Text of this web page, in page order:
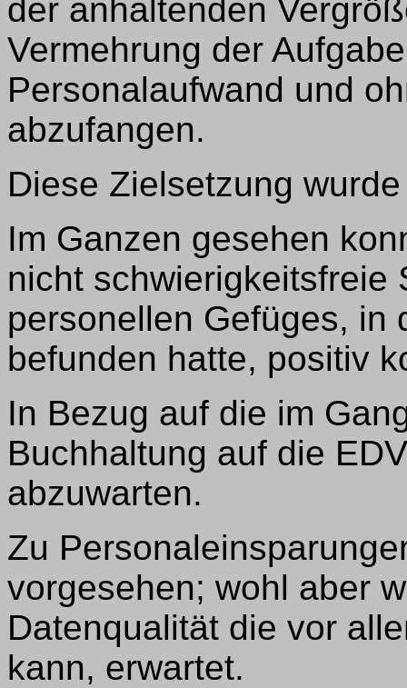
der anhaltenden
Vermehrung der
Personalaufwand und
abzufangen.
Diese Zielsetzung
Im Ganzen gesehen
nicht schwierigkeitsfreie
personellen Gefüges, in
befunden hatte, positiv
In Bezug auf die im
Buchhaltung auf die
abzuwarten.
Zu
vorgesehen; wohl aber
Datenqualität die vor
kann, erwartet.